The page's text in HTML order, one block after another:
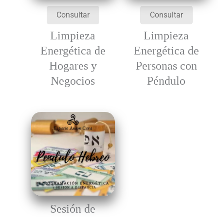
Consultar
Limpieza
Energética de
Hogares y
Negocios
Consultar
Limpieza
Energética de
Personas con
Péndulo
Sesión de